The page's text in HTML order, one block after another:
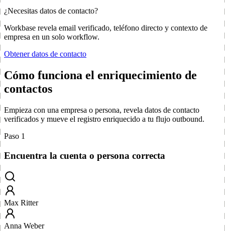
¿Necesitas datos de contacto?
Workbase revela email verificado, teléfono directo y contexto de
empresa en un solo workflow.
Obtener datos de contacto
Cómo funciona el enriquecimiento de
contactos
Empieza con una empresa o persona, revela datos de contacto
verificados y mueve el registro enriquecido a tu flujo outbound.
Paso 1
Encuentra la cuenta o persona correcta
Max Ritter
Anna Weber